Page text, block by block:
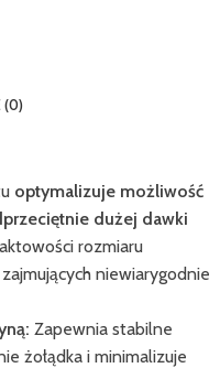
(0)
optymalizuje możliwość
dużej dawki
rozmiaru
niewiarygodnie
Zapewnia stabilne
żołądka i minimalizuje